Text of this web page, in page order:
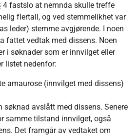
4 fastslo at nemnda skulle treffe
flertall, og ved stemmelikhet var
leder) stemme avgjørende. I noen
fattet vedtak med dissens. Noen
i søknader som er innvilget eller
listet nedenfor:
amaurose (innvilget med dissens)
søknad avslått med dissens. Senere
samme tilstand innvilget, også
Det framgår av vedtaket om